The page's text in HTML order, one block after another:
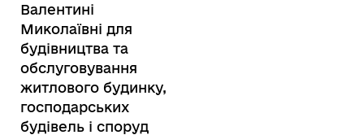
Валентині
Миколаївні для
будівництва та
обслуговування
житлового будинку,
господарських
будівель і споруд